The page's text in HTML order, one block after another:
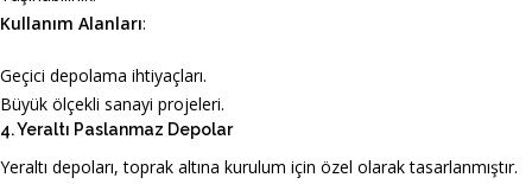
Kullanım Alanları:
Geçici depolama ihtiyaçları.
Büyük ölçekli sanayi projeleri.
4. Yeraltı Paslanmaz Depolar
Yeraltı depoları, toprak altına kurulum için özel olarak tasarlanmıştır.